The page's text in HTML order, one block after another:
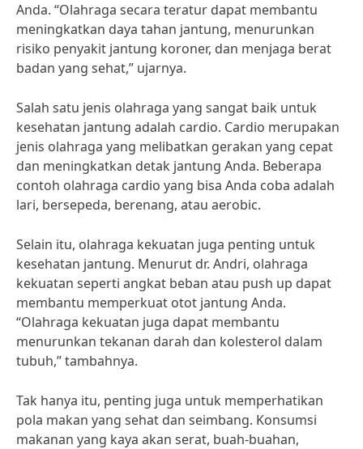
Anda. “Olahraga secara teratur dapat membantu
meningkatkan daya tahan jantung, menurunkan
risiko penyakit jantung koroner, dan menjaga berat
badan yang sehat,” ujarnya.
Salah satu jenis olahraga yang sangat baik untuk
kesehatan jantung adalah cardio. Cardio merupakan
jenis olahraga yang melibatkan gerakan yang cepat
dan meningkatkan detak jantung Anda. Beberapa
contoh olahraga cardio yang bisa Anda coba adalah
lari, bersepeda, berenang, atau aerobic.
Selain itu, olahraga kekuatan juga penting untuk
kesehatan jantung. Menurut dr. Andri, olahraga
kekuatan seperti angkat beban atau push up dapat
membantu memperkuat otot jantung Anda.
“Olahraga kekuatan juga dapat membantu
menurunkan tekanan darah dan kolesterol dalam
tubuh,” tambahnya.
Tak hanya itu, penting juga untuk memperhatikan
pola makan yang sehat dan seimbang. Konsumsi
makanan yang kaya akan serat, buah-buahan,